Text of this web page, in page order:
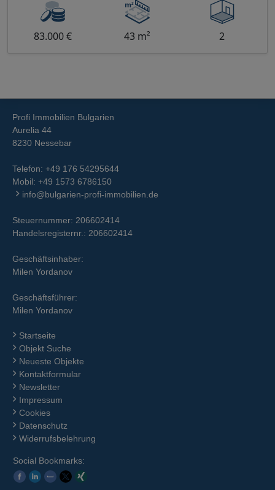
83.000 € 43 m² 2
Profi Immobilien Bulgarien
Aurelia 44
8230 Nessebar
Telefon: +49 176 54295644
Mobil: +49 1573 6786150
info@bulgarien-profi-immobilien.de
Steuernummer: 206602414
Handelsregisternr.: 206602414
Geschäftsinhaber:
Milen Yordanov
Geschäftsführer:
Milen Yordanov
Startseite
Objekt Suche
Neueste Objekte
Kontaktformular
Newsletter
Impressum
Cookies
Datenschutz
Widerrufsbelehrung
Social Bookmarks: